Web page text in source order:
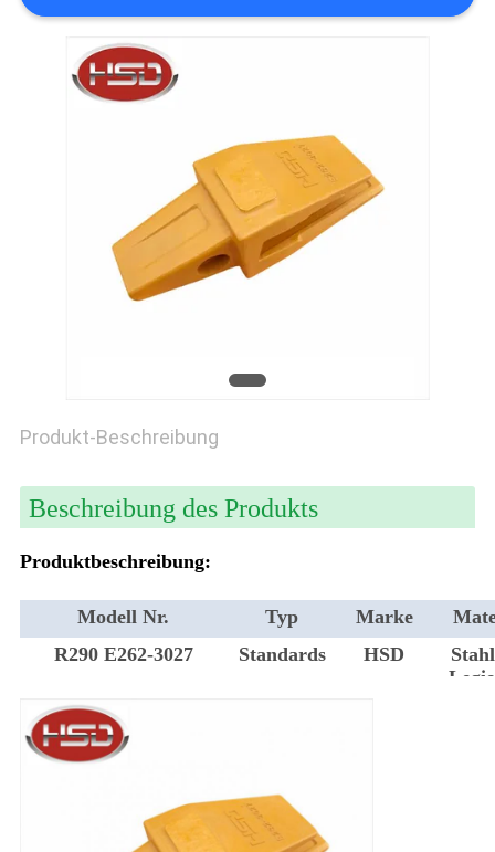
FORDERN
SITEMAP
Produkt-Beschreibung
Beschreibung des Produkts
Produktbeschreibung:
Modell Nr. Typ Marke
R290 E262-3027
Standards HSD